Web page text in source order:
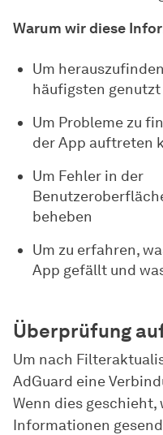
Warum wir diese
Um
häufigsten genutzt
Um Probleme zu
der App auftreten
Um Fehler in der
beheben
Um zu erfahren,
App gefällt und
Überprüfung
Um nach
AdGuard eine
Wenn dies
Informationen